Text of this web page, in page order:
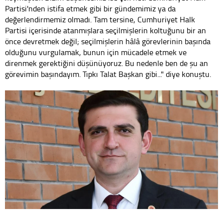
Partisi'nden istifa etmek gibi bir gündemimiz ya da
değerlendirmemiz olmadı. Tam tersine, Cumhuriyet Halk
Partisi içerisinde atanmışlara seçilmişlerin koltuğunu bir an
önce devretmek değil; seçilmişlerin hâlâ görevlerinin başında
olduğunu vurgulamak, bunun için mücadele etmek ve
direnmek gerektiğini düşünüyoruz. Bu nedenle ben de şu an
görevimin başındayım. Tıpkı Talat Başkan gibi..." diye konuştu.